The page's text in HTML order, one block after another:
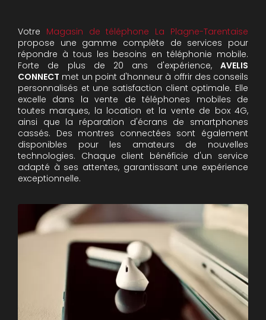
Votre Magasin de téléphone La Plagne-Tarentaise
propose une gamme complète de services pour
répondre à tous les besoins en téléphonie mobile.
Forte de plus de 20 ans d'expérience, AVELIS
CONNECT met un point d'honneur à offrir des conseils
personnalisés et une satisfaction client optimale. Elle
excelle dans la vente de téléphones mobiles de
toutes marques, la location et la vente de box 4G,
ainsi que la réparation d'écrans de smartphones
cassés. Des montres connectées sont également
disponibles pour les amateurs de nouvelles
technologies. Chaque client bénéficie d'un service
adapté à ses attentes, garantissant une expérience
exceptionnelle.